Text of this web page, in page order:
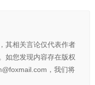
其相关言论仅代表作者
如您发现内容存在版权
，我们将